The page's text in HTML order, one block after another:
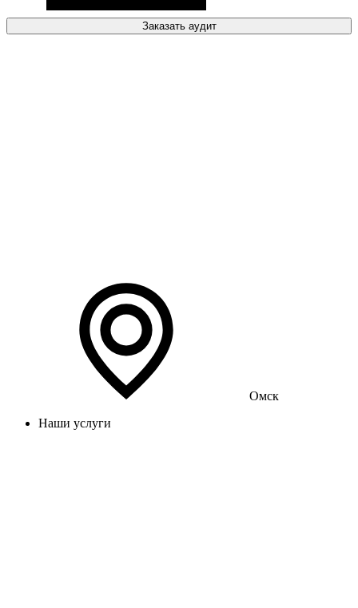
Заказать аудит
Омск
Наши услуги